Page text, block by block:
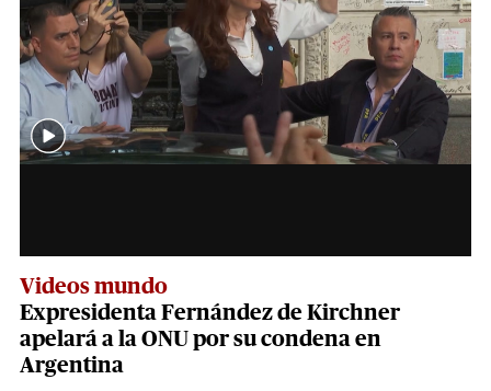
Videos mundo
Expresidenta Fernández de Kirchner
apelará a la ONU por su condena en
Argentina